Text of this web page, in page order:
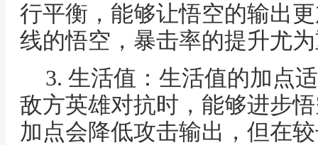
行平衡，能够让悟空的输出
线的悟空，暴击率的提升尤
3. 生活值：生活值的加点
敌方英雄对抗时，能够进步
加点会降低攻击输出，但在